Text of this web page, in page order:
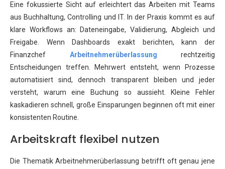
Eine fokussierte Sicht auf erleichtert das Arbeiten mit Teams
aus Buchhaltung, Controlling und IT. In der Praxis kommt es auf
klare Workflows an: Dateneingabe, Validierung, Abgleich und
Freigabe. Wenn Dashboards exakt berichten, kann der
Finanzchef Arbeitnehmerüberlassung rechtzeitig
Entscheidungen treffen. Mehrwert entsteht, wenn Prozesse
automatisiert sind, dennoch transparent bleiben und jeder
versteht, warum eine Buchung so aussieht. Kleine Fehler
kaskadieren schnell, große Einsparungen beginnen oft mit einer
konsistenten Routine.
Arbeitskraft flexibel nutzen
Die Thematik Arbeitnehmerüberlassung betrifft oft genau jene